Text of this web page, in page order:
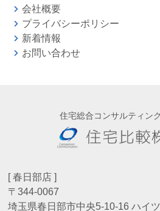
会社概要
プライバシーポリシー
新着情報
お問い合わせ
住宅総合コンサルティン
[ 春日部店 ]
〒344-0067
埼玉県春日部市中央5-10-16 ハイ